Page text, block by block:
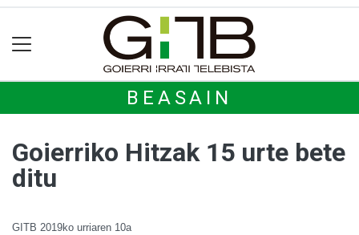
BEASAIN
Goierriko Hitzak 15 urte bete
ditu
GITB 2019ko urriaren 10a